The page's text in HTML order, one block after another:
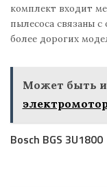
комплект входит
пылесоса связаны
более дорогих
Может быть
Bosch BGS 3U1800